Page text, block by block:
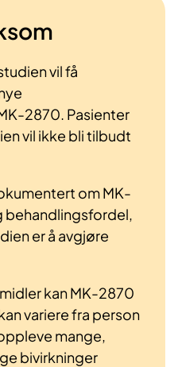
vil få
2870. Pasienter
vil ikke bli tilbudt
om MK-
behandlingsfordel,
er å avgjøre
kan MK-2870
variere fra person
mange,
bivirkninger